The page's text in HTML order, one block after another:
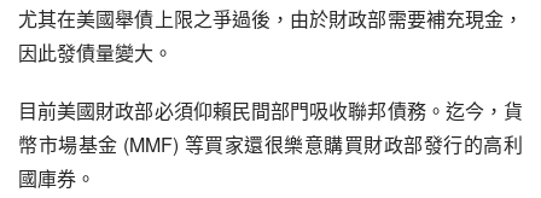
尤其在美國舉債上限之爭過後，由於財政部需要補充現金，
因此發債量變大。
目前美國財政部必須仰賴民間部門吸收聯邦債務。迄今，貨
幣市場基金 (MMF) 等買家還很樂意購買財政部發行的高利
國庫券。